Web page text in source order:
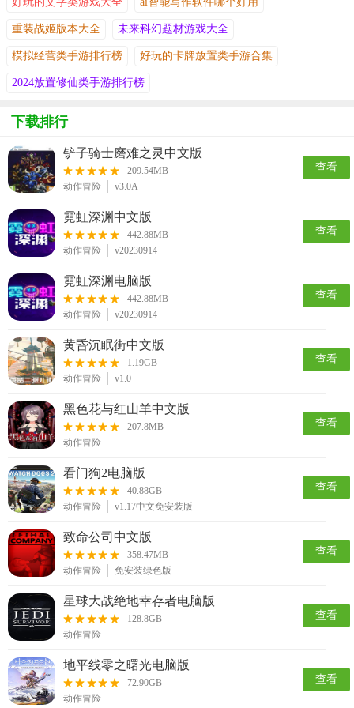
重装战姬版本大全 未来科幻题材游戏大全
模拟经营类手游排行榜 好玩的卡牌放置类手游合集
2024放置修仙类手游排行榜
下载排行
铲子骑士磨难之灵中文版
209.54MB
动作冒险
v3.0A
查看
霓虹深渊中文版
442.88MB
动作冒险
v20230914
查看
霓虹深渊电脑版
442.88MB
动作冒险
v20230914
查看
黄昏沉眠街中文版
1.19GB
动作冒险
v1.0
查看
黑色花与红山羊中文版
207.8MB
动作冒险
查看
看门狗2电脑版
40.88GB
动作冒险
v1.17中文免安装版
查看
致命公司中文版
358.47MB
动作冒险
免安装绿色版
查看
星球大战绝地幸存者电脑版
128.8GB
动作冒险
查看
地平线零之曙光电脑版
72.90GB
动作冒险
查看